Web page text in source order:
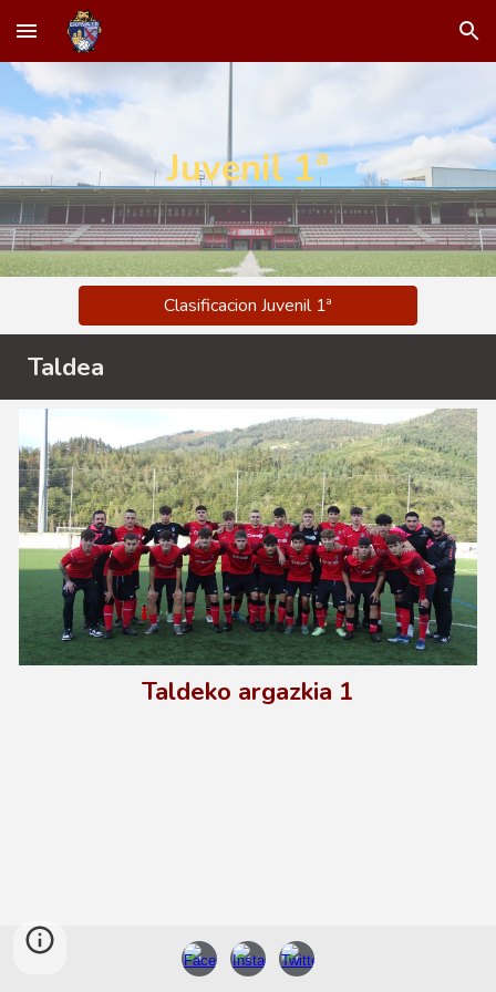
Skip to main content Skip to navigation
Juvenil 1ª
Clasificacion Juvenil 1ª
Taldea
Taldeko argazkia 1